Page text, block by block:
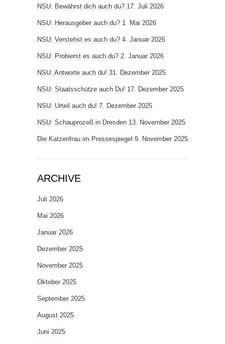
NSU: Bewährst dich auch du? 17. Juli 2026
NSU: Herausgeber auch du? 1. Mai 2026
NSU: Verstehst es auch du? 4. Januar 2026
NSU: Probierst es auch du? 2. Januar 2026
NSU: Antworte auch du! 31. Dezember 2025
NSU: Staatsschütze auch Du! 17. Dezember 2025
NSU: Urteil auch du! 7. Dezember 2025
NSU: Schauprozeß in Dresden 13. November 2025
Die Katzenfrau im Pressespiegel 9. November 2025
ARCHIVE
Juli 2026
Mai 2026
Januar 2026
Dezember 2025
November 2025
Oktober 2025
September 2025
August 2025
Juni 2025